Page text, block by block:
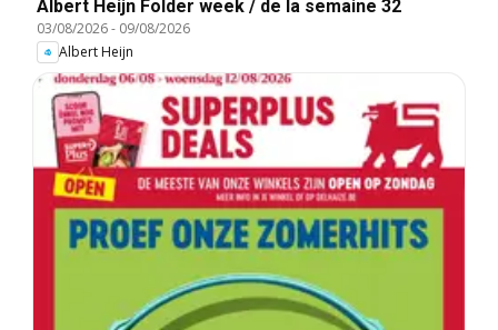
Albert Heijn Folder week / de la semaine 32
03/08/2026- 09/08/2026
Albert Heijn